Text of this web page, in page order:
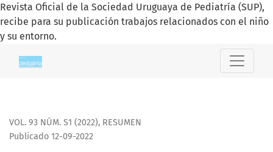
Revista Oficial de la Sociedad Uruguaya de Pediatría (SUP),
recibe para su publicación trabajos relacionados con el niño
y su entorno.
Síndrome inflamatorio multisistémico asociado a COVID-19
VOL. 93 NÚM. S1 (2022), RESUMEN
Publicado 12-09-2022